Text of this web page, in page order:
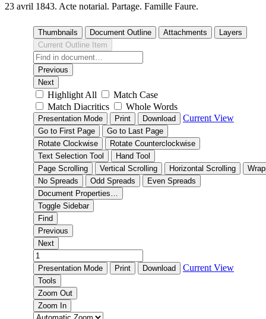
23 avril 1843. Acte notarial. Partage. Famille Faure.